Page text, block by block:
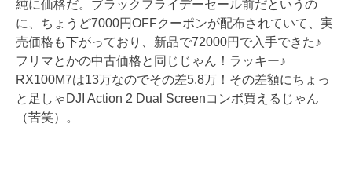
純に価格だ。ブラックフライデーセール前だというの
に、ちょうど7000円OFFクーポンが配布されていて、実
売価格も下がっており、新品で72000円で入手できた♪
フリマとかの中古価格と同じじゃん！ラッキー♪
RX100M7は13万なのでその差5.8万！その差額にちょっ
と足しゃDJI Action 2 Dual Screenコンボ買えるじゃん
（苦笑）。